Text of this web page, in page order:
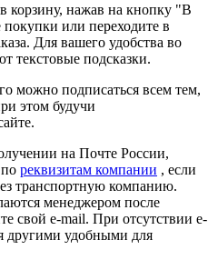
корзину, нажав на кнопку "В
или переходите в
Для вашего удобства во
текстовые подсказки.
можно подписаться всем тем,
этом будучи
на Почте России,
реквизитам компании , если
транспортную компанию.
менеджером после
свой e-mail. При отсутствии e-
другими удобными для